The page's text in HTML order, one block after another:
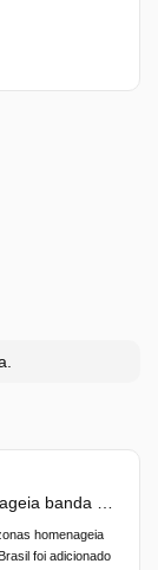
homenageia
foi adicionado